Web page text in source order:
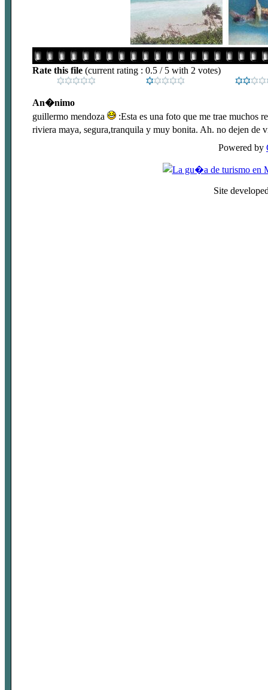
Rate this file (current rating : 0.5 / 5 with 2 votes)
An�nimo
guillermo mendoza
:Esta es una foto que me trae muchos
riviera maya, segura,tranquila y muy bonita. Ah. no dejen de
Powered by
Site